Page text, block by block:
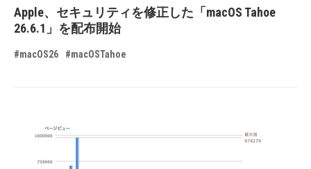
Apple、セキュリティを修正した「macOS Tahoe
26.6.1」を配布開始
#macOS26 #macOSTahoe